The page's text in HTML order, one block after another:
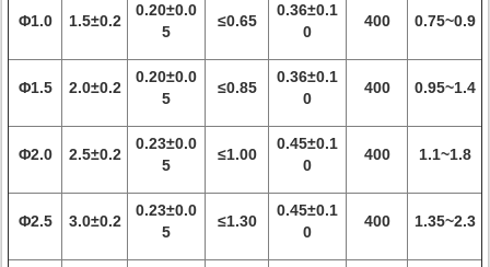
Φ1.0 1.5±0.2
0.20±0.0
5
≤0.65
0.36±0.1
0
400 0.75~0.9
Φ1.5 2.0±0.2
0.20±0.0
5
≤0.85
0.36±0.1
0
400 0.95~1.4
Φ2.0 2.5±0.2
0.23±0.0
5
≤1.00
0.45±0.1
0
400 1.1~1.8
Φ2.5 3.0±0.2
0.23±0.0
5
≤1.30
0.45±0.1
0
400 1.35~2.3